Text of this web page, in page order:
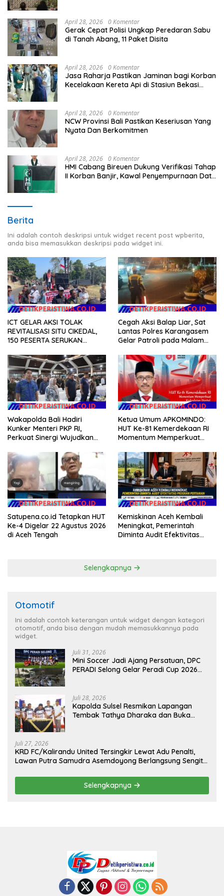
April 28, 2026 0 Komentar
Gerak Cepat Polisi Ungkap Peredaran Sabu
di Tanah Abang, 11 Paket Disita
April 28, 2026 0 Komentar
Jasa Raharja Pastikan Jaminan bagi Korban
Kecelakaan Kereta Api di Stasiun Bekasi
April 28, 2026 0 Komentar
NCW Provinsi Bali Pastikan Keseriusan Yang
Nyata Dan Berkomitmen
April 28, 2026 0 Komentar
HMI Cabang Bireuen Dukung Verifikasi Tahap
II Korban Banjir, Kawal Penyempurnaan Data
Berita
Ini adalah contoh deskripsi untuk widget recent post wpberita,
anda bisa memasukkan deskripsi pada widget ini.
ICT GELAR AKSI TOLAK
REVITALISASI SITU CIKEDAL,
150 PESERTA SERUKAN
Cegah Aksi Balap Liar, Sat
Lantas Polres Karangasem
Gelar Patroli pada Malam
Wakapolda Bali Hadiri
Kunker Menteri PKP RI,
Perkuat Sinergi Wujudkan
Masyarakat
Ketua Umum APKOMINDO:
HUT Ke-81 Kemerdekaan RI
Momentum Memperkuat
Teknologi, dan Kepastian
Hukum Menuju Indonesia
Emas 2045
Satupena.co.id Tetapkan HUT
Ke-4 Digelar 22 Agustus 2026
di Aceh Tengah
Kemiskinan Aceh Kembali
Meningkat, Pemerintah
Diminta Audit Efektivitas
Selengkapnya
Otomotif
Ini adalah contoh keterangan untuk widget dengan kategori
otomotif, anda bisa dengan mudah memasukkannya pada
widget.
Juli 31, 2026
Mini Soccer Jadi Ajang Persatuan, DPC
PERADI Selong Gelar Peradi Cup 2026
Juli 28, 2026
Kapolda Sulsel Resmikan Lapangan
Tembak Tathya Dharaka dan Buka
Juli 27, 2026
KRD FC/Kalirandu United Tersingkir Lewat Adu Penalti,
Lawan Putra Samudra Asemdoyong Berlangsung Sengit
Selengkapnya